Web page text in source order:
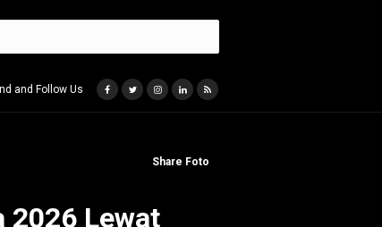
and Follow Us
Share Foto
2026 Lewat